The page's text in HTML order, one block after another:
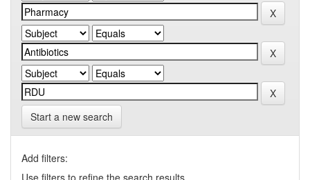
Start a new search
Add filters:
Use filters to refine the search results.